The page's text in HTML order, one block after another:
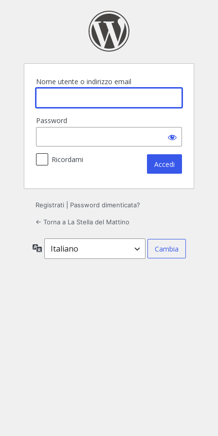
Nome utente o indirizzo email
Password
Ricordami
Registrati Password dimenticata?
← Torna a La Stella del Mattino
Lingua